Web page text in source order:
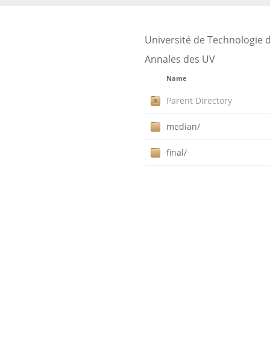
Université de Technologie
Annales des UV
Name
Parent Directory
median/
final/